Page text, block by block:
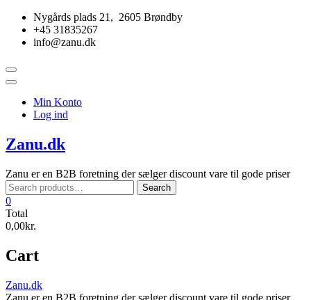
Skip
content
Nygårds plads 21, 2605 Brøndby
+45 31835267
info@zanu.dk
Topbar
Menu
Min Konto
Log ind
Zanu.dk
Zanu er en B2B foretning der sælger discount vare til gode priser
Search
for:
Search
0
Total
0,00kr.
Cart
Zanu.dk
Zanu er en B2B foretning der sælger discount vare til gode priser